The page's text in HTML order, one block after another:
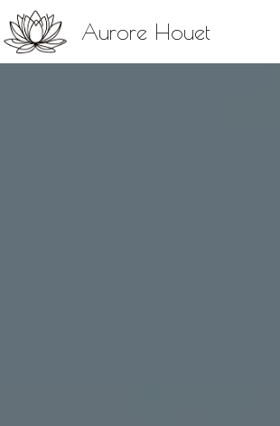
Aurore Houet
Panneau de gestion des cookies